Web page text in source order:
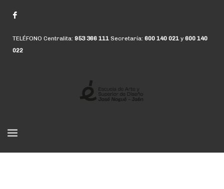
TELÉFONO Centralita: 953 366 111 Secretaría: 600 140 021 y 600 140
022